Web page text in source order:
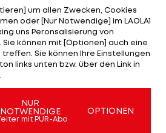
Chelsea zu dem steht, was
Wolfgang Holzhäuser,
Bayer Leverkusen, gegenüber
Damit dürften andere
Dortmund, aus dem
sein.
um allen Zwecken, Cookies
oder [Nur Notwendige] im LAOLA1
uns Peronsalisierung von
können mit [Optionen] auch eine
Sie können Ihre Einstellungen
links unten bzw. über den Link in
NUR
NOTWENDIGE
mit PUR-Abo
OPTIONEN